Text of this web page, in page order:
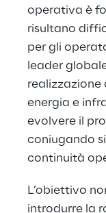
operativa è
risultano
per gli
leader
realizzazione
energia e
evolvere il
coniugando
continuità
L’obiettivo
introdurre la